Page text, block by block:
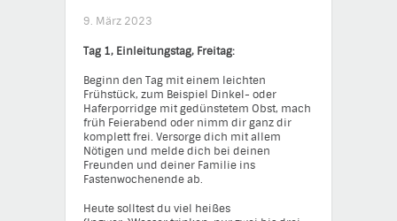
9. März 2023
Tag 1, Einleitungstag, Freitag:
Beginn den Tag mit einem leichten
Frühstück, zum Beispiel Dinkel- oder
Haferporridge mit gedünstetem Obst, mach
früh Feierabend oder nimm dir ganz dir
komplett frei. Versorge dich mit allem
Nötigen und melde dich bei deinen
Freunden und deiner Familie ins
Fastenwochenende ab.
Heute solltest du viel heißes